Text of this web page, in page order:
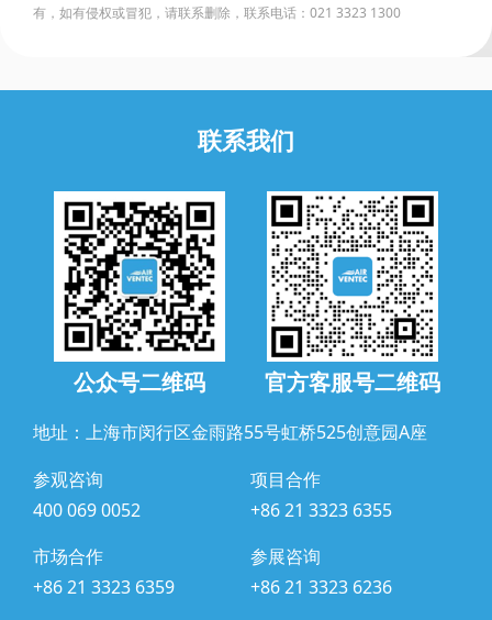
有，如有侵权或冒犯，请联系删除，联系电话：021 3323 1300
联系我们
公众号二维码 官方客服号二维码
地址：上海市闵行区金雨路55号虹桥525创意园A座
参观咨询
400 069 0052
项目合作
+86 21 3323 6355
市场合作
+86 21 3323 6359
参展咨询
+86 21 3323 6236